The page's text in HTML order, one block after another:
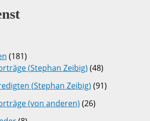
(181)
(Stephan Zeibig) (48)
(Stephan Zeibig) (91)
(von anderen) (26)